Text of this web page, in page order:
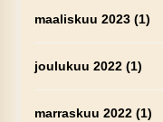
maaliskuu 2023(1)
joulukuu 2022(1)
marraskuu 2022(1)